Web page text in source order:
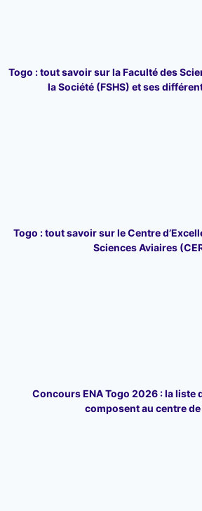
Togo : tout savoir sur la Faculté des
la Société (FSHS) et ses
Togo : tout savoir sur le Centre
Sciences Aviaires
Concours ENA Togo 2026 : la liste
composent au centre